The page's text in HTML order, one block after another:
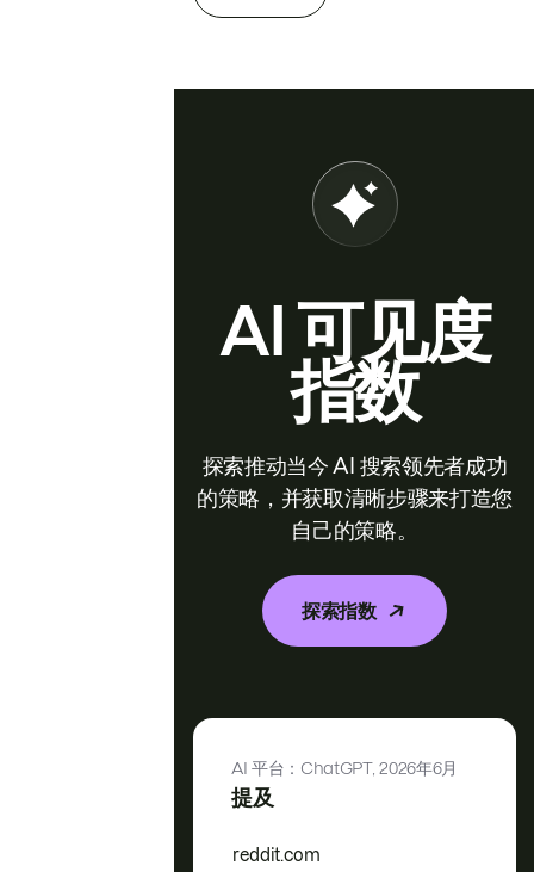
AI 可见度
指数
探索推动当今 AI 搜索领先者成功
的策略，并获取清晰步骤来打造您
自己的策略。
探索指数
提及
AI 平台：ChatGPT,2026年6月
品牌 提及
reddit.com